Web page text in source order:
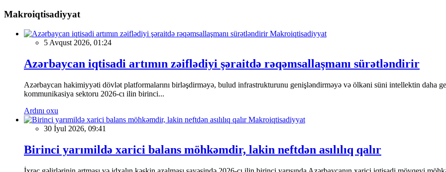
Makroiqtisadiyyat
Makroiqtisadiyyat
5 Avqust 2026, 01:24
Azərbaycan iqtisadi artımın zəiflədiyi şəraitdə rəqəmsallaşmanı sürətləndirir
Azərbaycan hakimiyyəti dövlət platformalarını birləşdirməyə, bulud infrastrukturunu genişləndirməyə və ölkəni süni intellektin daha
kommunikasiya sektoru 2026-cı ilin birinci...
Ardını oxu
Makroiqtisadiyyat
30 İyul 2026, 09:41
Birinci yarımildə xarici balans möhkəmdir, lakin neftdən asılılıq qalır